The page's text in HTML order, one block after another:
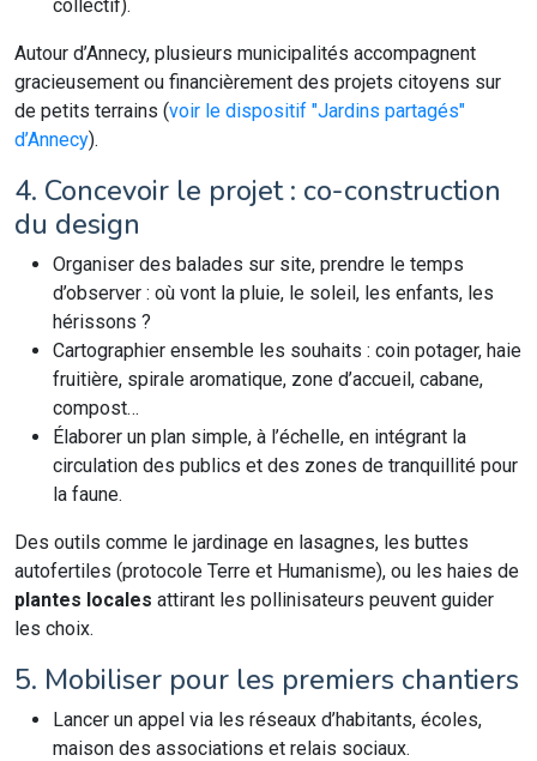
collectif).
Autour d’Annecy, plusieurs municipalités accompagnent
gracieusement ou financièrement des projets citoyens sur
de petits terrains (voir le dispositif "Jardins partagés"
d’Annecy).
4. Concevoir le projet : co-construction
du design
Organiser des balades sur site, prendre le temps
d’observer : où vont la pluie, le soleil, les enfants, les
hérissons ?
Cartographier ensemble les souhaits : coin potager, haie
fruitière, spirale aromatique, zone d’accueil, cabane,
compost…
Élaborer un plan simple, à l’échelle, en intégrant la
circulation des publics et des zones de tranquillité pour
la faune.
Des outils comme le jardinage en lasagnes, les buttes
autofertiles (protocole Terre et Humanisme), ou les haies de
plantes locales attirant les pollinisateurs peuvent guider
les choix.
5. Mobiliser pour les premiers chantiers
Lancer un appel via les réseaux d’habitants, écoles,
maison des associations et relais sociaux.